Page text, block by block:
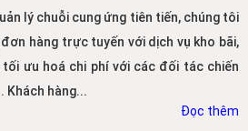
lý chuỗi cung ứng tiên tiến, chúng tôi
hàng trực tuyến với dịch vụ kho bãi,
tối ưu hoá chi phí với các đối tác chiến
Khách hàng...
Đọc thêm